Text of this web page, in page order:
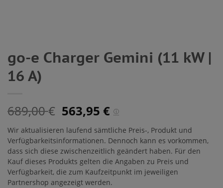
go-e Charger Gemini (11 kW |
16 A)
689,00€ 563,95€ ⓘ
Wir aktualisieren laufend sämtliche Preis-, Produkt und
Verfügbarkeitsinformationen. Dennoch kann es vorkommen,
dass sich diese zwischenzeitlich geändert haben. Für den
Kauf dieses Produkts gelten die Angaben zu Preis und
Verfügbarkeit, die zum Kaufzeitpunkt im jeweiligen
Partnershop angezeigt werden.